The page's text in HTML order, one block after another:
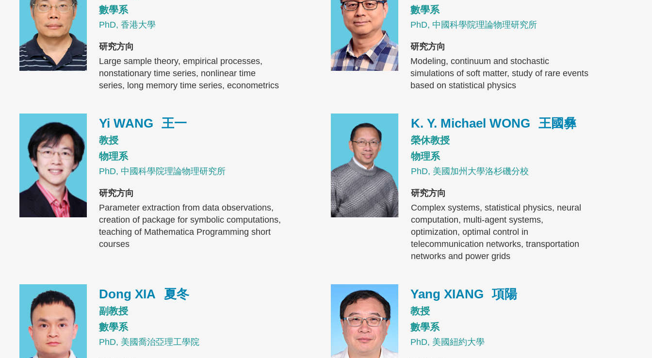
數學系
PhD, 香港大學
研究方向
Large sample theory, empirical processes,
nonstationary time series, nonlinear time
series, long memory time series, econometrics
數學系
PhD, 中國科學院理論物理研究所
研究方向
Modeling, continuum and stochastic
simulations of soft matter, study of rare events
based on statistical physics
Yi WANG 王一
教授
物理系
PhD, 中國科學院理論物理研究所
研究方向
Parameter extraction from data observations,
creation of package for symbolic computations,
teaching of Mathematica Programming short
courses
K. Y. Michael WONG 王國彝
榮休教授
物理系
PhD, 美國加州大學洛杉磯分校
研究方向
Complex systems, statistical physics, neural
computation, multi-agent systems,
optimization, optimal control in
telecommunication networks, transportation
networks and power grids
Image Dong XIA 夏冬
副教授
數學系
PhD, 美國喬治亞理工學院
Image Yang XIANG 項陽
教授
數學系
PhD, 美國紐約大學